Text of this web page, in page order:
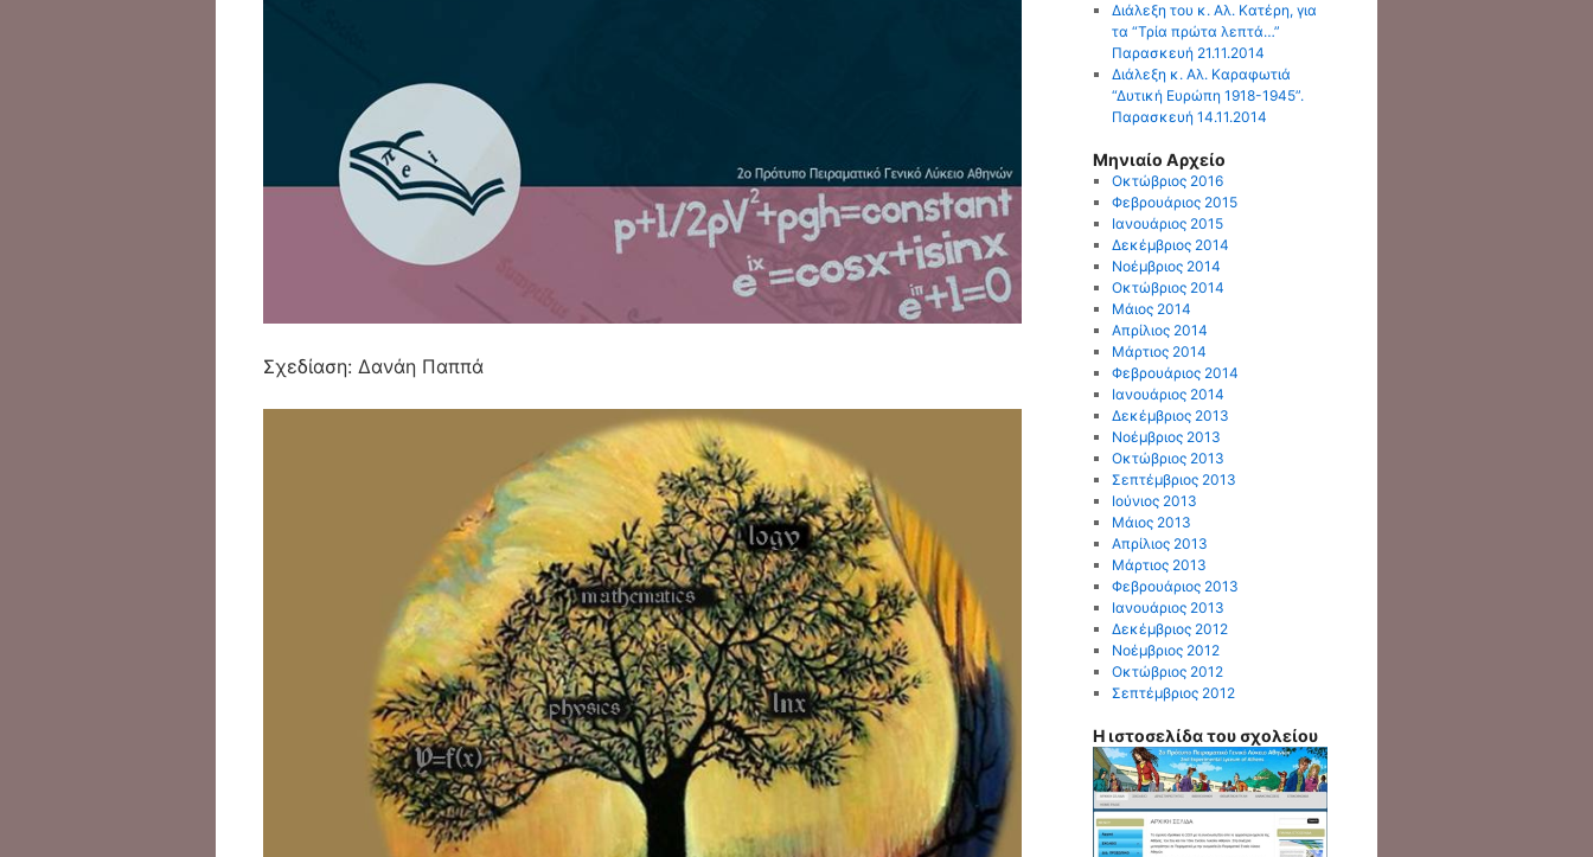
Σχεδίαση: Δανάη Παππά
Διάλεξη του κ. Αλ. Κατέρη, για
τα “Τρία πρώτα λεπτά…”
Παρασκευή 21.11.2014
Διάλεξη κ. Αλ. Καραφωτιά
“Δυτική Ευρώπη 1918-1945”.
Παρασκευή 14.11.2014
Μηνιαίο Αρχείο
Οκτώβριος 2016
Φεβρουάριος 2015
Ιανουάριος 2015
Δεκέμβριος 2014
Νοέμβριος 2014
Οκτώβριος 2014
Μάιος 2014
Απρίλιος 2014
Μάρτιος 2014
Φεβρουάριος 2014
Ιανουάριος 2014
Δεκέμβριος 2013
Νοέμβριος 2013
Οκτώβριος 2013
Σεπτέμβριος 2013
Ιούνιος 2013
Μάιος 2013
Απρίλιος 2013
Μάρτιος 2013
Φεβρουάριος 2013
Ιανουάριος 2013
Δεκέμβριος 2012
Νοέμβριος 2012
Οκτώβριος 2012
Σεπτέμβριος 2012
Η ιστοσελίδα του σχολείου